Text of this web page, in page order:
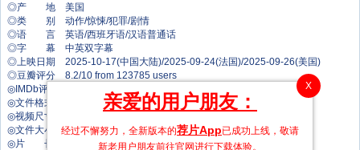
◎产 地 美国
◎类 别 动作/惊悚/犯罪/剧情
◎语 言 英语/西班牙语/汉语普通话
◎字 幕 中英双字幕
◎上映日期 2025-10-17(中国大陆)/2025-09-24(法国)/2025-09-26(美国)
◎豆瓣评分 8.2/10 from 123785 users
◎IMDb评分 8.2/10 from 138000 users
◎文件格式 x264 + ACC
◎视频尺寸 1920 x 1080
◎文件大小 5257 MB
◎片 长 162 Mins
X
亲爱的用户朋友：
经过不懈努力，全新版本的荐片App已成功上线，敬请
新老用户朋友前往官网进行下载体验。